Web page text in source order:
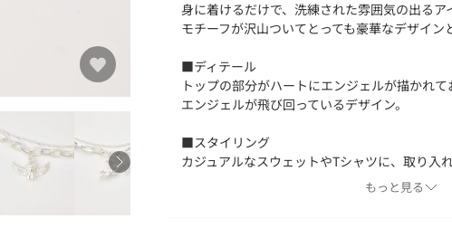
身に着けるだけで、洗練された雰囲気の出るア
モチーフが沢山ついてとっても豪華なデザイン
■ディテール
トップの部分がハートにエンジェルが描かれ
エンジェルが飛び回っているデザイン。
■スタイリング
カジュアルなスウェットやTシャツに、取り入
もっと見る